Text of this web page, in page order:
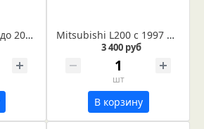
MITSUBISHI L 200 до 2006г. рессора задняя лист №1 (Арт. IR 01-03-01) Mitsubishi L200 с 1997 по 2007 гг рессора 6-ти листовая, лист №3 (Арт. IR 01-25-03)
3 400 руб
шт
В корзину